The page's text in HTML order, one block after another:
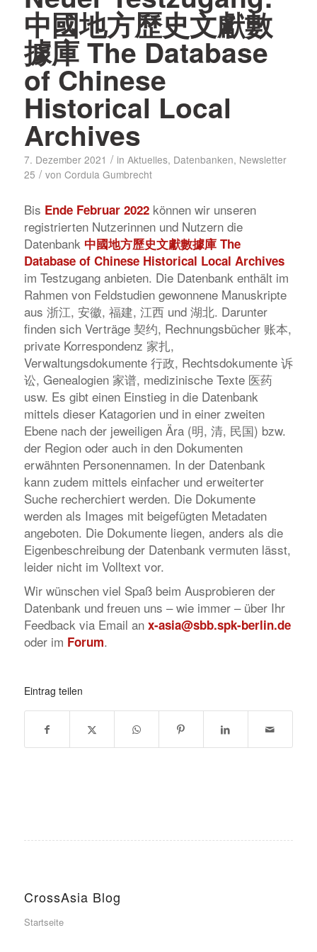
中國地方歷史文獻數
據庫 The Database
of Chinese
Historical Local
Archives
7. Dezember 2021 / in Aktuelles, Datenbanken, Newsletter
25 / von Cordula Gumbrecht
Bis Ende Februar 2022können wir unseren
registrierten Nutzerinnen und Nutzern die
Datenbank 中國地方歷史文獻數據庫 The
Database of Chinese Historical Local Archives
im Testzugang anbieten. Die Datenbank enthält im
Rahmen von Feldstudien gewonnene Manuskripte
aus 浙江, 安徽, 福建, 江西 und 湖北. Darunter
finden sich Verträge 契约, Rechnungsbücher 账本,
private Korrespondenz 家扎,
Verwaltungsdokumente 行政, Rechtsdokumente 诉
讼, Genealogien 家谱, medizinische Texte 医药
usw. Es gibt einen Einstieg in die Datenbank
mittels dieser Katagorien und in einer zweiten
Ebene nach der jeweiligen Ära (明, 清, 民国) bzw.
der Region oder auch in den Dokumenten
erwähnten Personennamen. In der Datenbank
kann zudem mittels einfacher und erweiterter
Suche recherchiert werden. Die Dokumente
werden als Images mit beigefügten Metadaten
angeboten. Die Dokumente liegen, anders als die
Eigenbeschreibung der Datenbank vermuten lässt,
leider nicht im Volltext vor.
Wir wünschen viel Spaß beim Ausprobieren der
Datenbank und freuen uns – wie immer – über Ihr
Feedback via Email an x-asia@sbb.spk-berlin.de
oder im Forum.
Eintrag teilen
CrossAsia Blog
Startseite